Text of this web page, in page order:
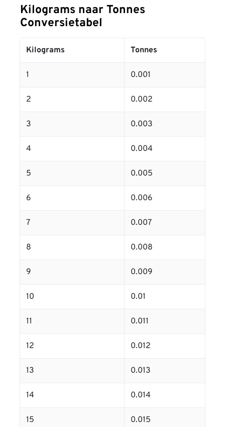
Kilograms naar Tonnes
Conversietabel
Kilograms Tonnes
1 0.001
2 0.002
3 0.003
4 0.004
5 0.005
6 0.006
7 0.007
8 0.008
9 0.009
10 0.01
11 0.011
12 0.012
13 0.013
14 0.014
15 0.015